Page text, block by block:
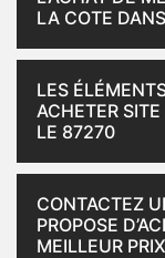
LA COTE
LES
ACHETER
LE 87270
CONTACTEZ
PROPOSE
MEILLEUR